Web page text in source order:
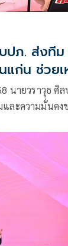
บปภ. ส่ง
ก่น ช่วยเ
ทบจากพา
นายวราวุธ ศิ
และความมั่นค